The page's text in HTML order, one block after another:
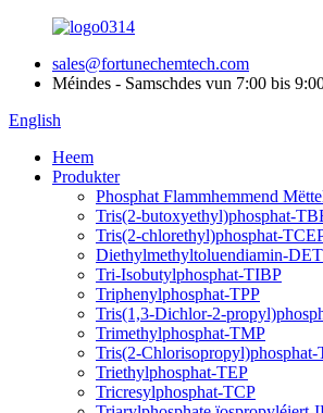
sales@fortunechemtech.com
Méindes - Samschdes vun 7:00 bis
English
Heem
Produkter
Phosphat Flammhemmend
Tris(2-butoxyethyl)phosphat-
Tris(2-chlorethyl)phosphat-
Diethylmethyltoluendiamin-
Tri-Isobutylphosphat-TIBP
Triphenylphosphat-TPP
Tris(1,3-Dichlor-2-
Trimethylphosphat-TMP
Tris(2-Chlorisopropyl)phosphat-
Triethylphosphat-TEP
Tricresylphosphat-TCP